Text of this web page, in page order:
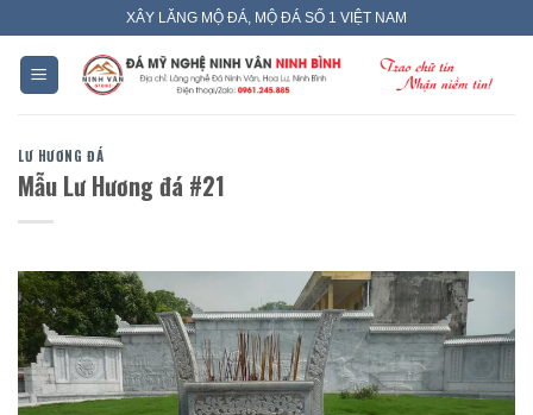
content
XÂY LĂNG MỘ ĐÁ, MỘ ĐÁ SỐ 1 VIỆT NAM
LƯ HƯƠNG ĐÁ
Mẫu Lư Hương đá #21